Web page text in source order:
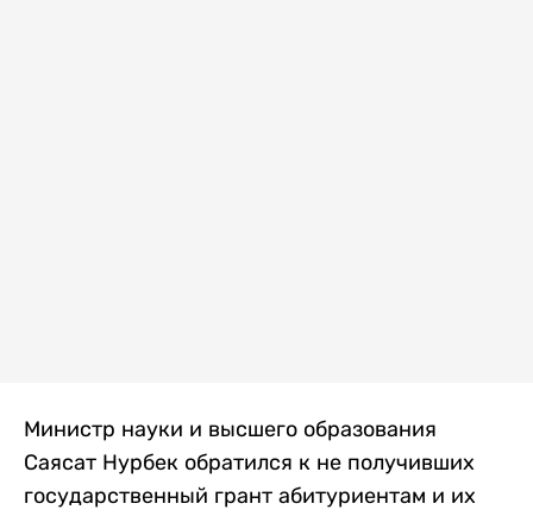
Министр науки и высшего образования
Саясат Нурбек обратился к не получивших
государственный грант абитуриентам и их